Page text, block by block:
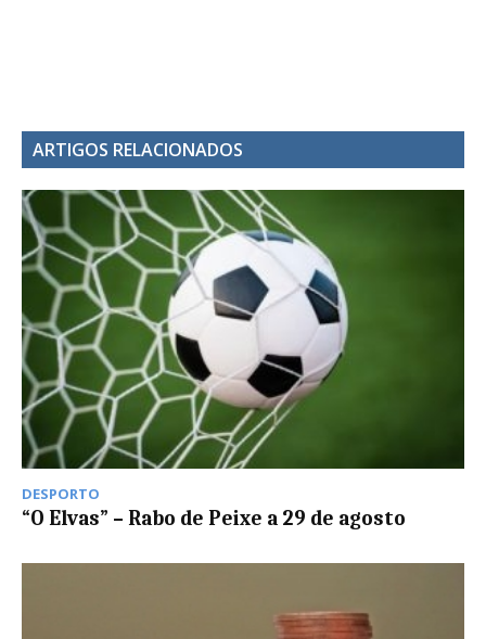
ARTIGOS RELACIONADOS
DESPORTO
“O Elvas” – Rabo de Peixe a 29 de agosto